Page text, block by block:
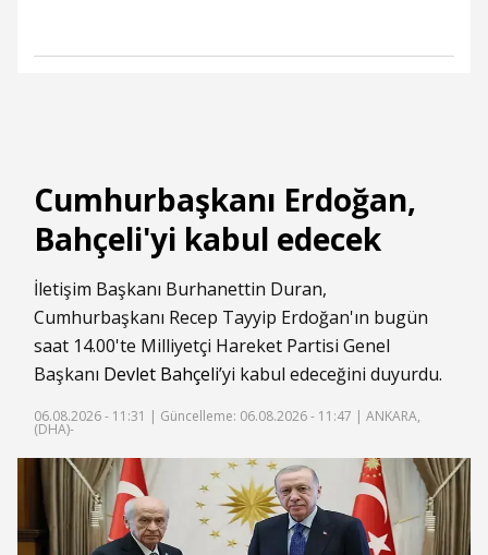
Cumhurbaşkanı Erdoğan,
Bahçeli'yi kabul edecek
İletişim Başkanı Burhanettin Duran,
Cumhurbaşkanı Recep Tayyip Erdoğan'ın bugün
saat 14.00'te Milliyetçi Hareket Partisi Genel
Başkanı Devlet Bahçeli’yi kabul edeceğini duyurdu.
06.08.2026 - 11:31 | Güncelleme: 06.08.2026 - 11:47 | ANKARA,
(DHA)-